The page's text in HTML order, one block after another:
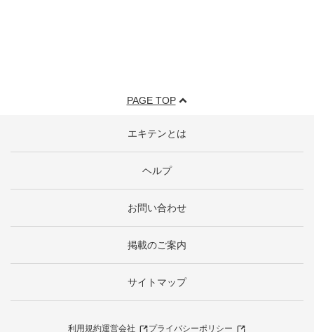
PAGE TOP
エキテンとは
ヘルプ
お問い合わせ
掲載のご案内
サイトマップ
利用規約運営会社
プライバシーポリシー